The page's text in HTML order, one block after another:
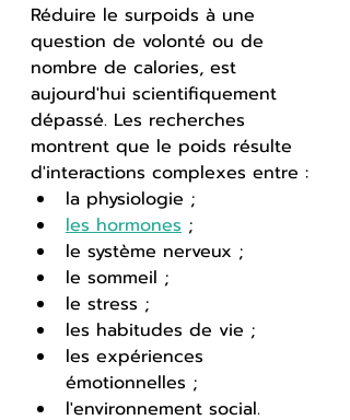
Réduire le surpoids à une
question de volonté ou de
nombre de calories, est
aujourd'hui scientifiquement
dépassé. Les recherches
montrent que le poids résulte
d'interactions complexes entre :
la physiologie ;
les hormones ;
le système nerveux ;
le sommeil ;
le stress ;
les habitudes de vie ;
les expériences
émotionnelles ;
l'environnement social.